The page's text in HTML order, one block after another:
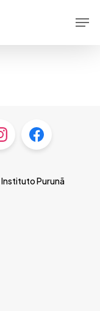
Instituto Purunã